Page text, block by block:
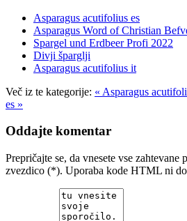
Asparagus acutifolius es
Asparagus Word of Christian
Spargel und Erdbeer Profi 2022
Divji šparglji
Asparagus acutifolius it
Več iz te kategorije: « Asparagus
es »
Oddajte komentar
Prepričajte se, da vnesete vse zahtevane
zvezdico (*). Uporaba kode HTML ni